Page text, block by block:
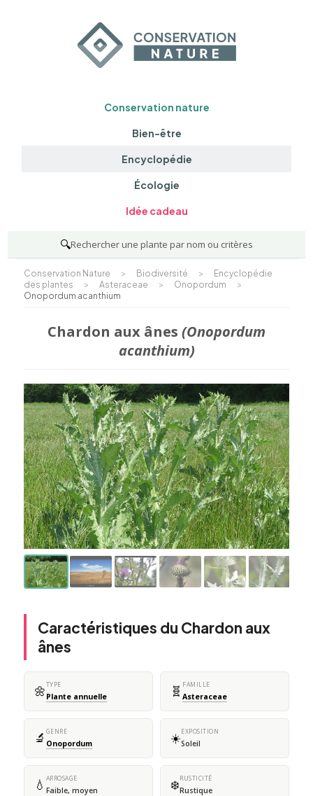
Conservation nature
Bien-être
Encyclopédie
Écologie
Idée cadeau
🔍Rechercher une plante par nom ou critères
Conservation Nature > Biodiversité >
Encyclopédie
des plantes
> Asteraceae > Onopordum
>
Onopordum acanthium
Chardon aux ânes (Onopordum
acanthium)
Caractéristiques du Chardon aux
ânes
🌼TYPE
Plante annuelle 🧬 FAMILLE
Asteraceae
🔬 GENRE
Onopordum ☀️EXPOSITION
Soleil
💧 ARROSAGE
Faible, moyen ❄️RUSTICITÉ
Rustique